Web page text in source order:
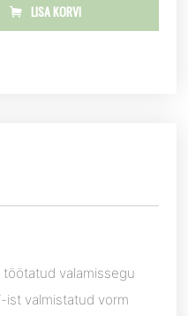
LISA KORVI
valamissegu
ist valmistatud vorm